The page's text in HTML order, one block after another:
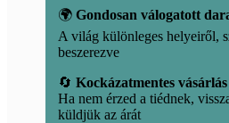
🌍Gondosan válogatott
A világ különleges helyeiről,
beszerezve
🔄Kockázatmentes vásárlás
Ha nem érzed a tiédnek,
küldjük az árát